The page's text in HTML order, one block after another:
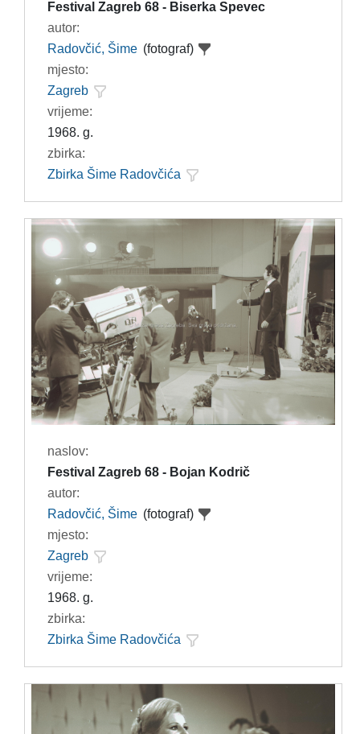
Festival Zagreb 68 - Biserka Spevec
autor:
Radovčić, Šime (fotograf)
mjesto:
Zagreb
vrijeme:
1968. g.
zbirka:
Zbirka Šime Radovčića
naslov:
Festival Zagreb 68 - Bojan Kodrič
autor:
Radovčić, Šime (fotograf)
mjesto:
Zagreb
vrijeme:
1968. g.
zbirka:
Zbirka Šime Radovčića